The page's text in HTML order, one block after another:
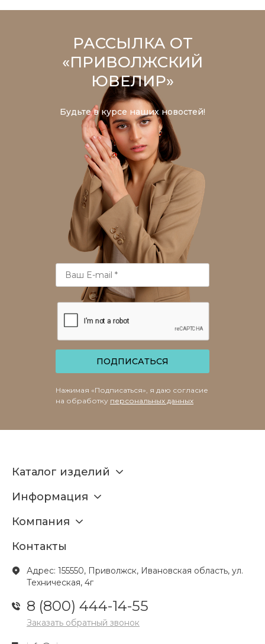
РАССЫЛКА ОТ
«ПРИВОЛЖСКИЙ
ЮВЕЛИР»
Будьте в курсе наших новостей!
ПОДПИСАТЬСЯ
Нажимая «Подписаться», я даю согласие
на обработку персональных данных
Каталог изделий
Информация
Компания
Контакты
Адрес: 155550, Приволжск, Ивановская область, ул.
Техническая, 4г
8 (800) 444-14-55
Заказать обратный звонок